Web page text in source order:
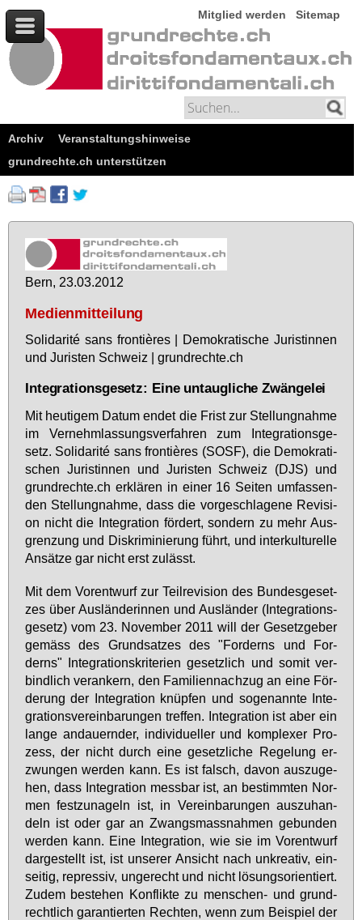
Mitglied werden Sitemap
Archiv
Veranstaltungshinweise
grundrechte.ch unterstützen
Bern, 23.03.2012
Medienmitteilung
So­li­da­rité sans fron­tières | De­mo­kra­ti­sche Ju­ris­tin­nen
und Ju­ris­ten Schweiz | grund­rech­te.ch
Integrationsgesetz: Eine untaugliche Zwängelei
Mit heu­ti­gem Da­tum en­det die Frist zur Stel­lung­nah­me
im Ver­nehm­las­sungs­ver­fah­ren zum In­te­gra­ti­ons­ge­
setz. So­li­da­rité sans fron­tières (SOSF), die De­mo­kra­ti­
schen Ju­ris­tin­nen und Ju­ris­ten Schweiz (DJS) und
grund­rech­te.ch er­klä­ren in ei­ner 16 Sei­ten um­fas­sen­
den Stel­lung­nah­me, dass die vor­ge­schla­ge­ne Re­vi­si­
on nicht die In­te­gra­ti­on för­dert, son­dern zu mehr Aus­
gren­zung und Dis­kri­mi­nie­rung führt, und in­ter­kul­tu­rel­le
An­sät­ze gar nicht erst zu­lässt.
Mit dem Vor­ent­wurf zur Teil­re­vi­si­on des Bun­des­ge­set­
zes über Aus­län­de­rin­nen und Aus­län­der (In­te­gra­ti­ons­
ge­setz) vom 23. No­vem­ber 2011 will der Ge­setz­ge­ber
ge­mäss des Grund­sat­zes des "For­derns und For­
derns" In­te­gra­ti­ons­kri­te­ri­en ge­setz­lich und so­mit ver­
bind­lich ver­an­kern, den Fa­mi­li­en­nach­zug an ei­ne För­
de­rung der In­te­gra­ti­on knüp­fen und so­ge­nann­te In­te­
gra­ti­ons­ver­ein­ba­run­gen tref­fen. In­te­gra­ti­on ist aber ein
lan­ge an­dau­ern­der, in­di­vi­du­el­ler und kom­ple­xer Pro­
zess, der nicht durch ei­ne ge­setz­li­che Re­ge­lung er­
zwun­gen wer­den kann. Es ist falsch, da­von aus­zu­ge­
hen, dass In­te­gra­ti­on mess­bar ist, an be­stimm­ten Nor­
men fest­zu­na­geln ist, in Ver­ein­ba­run­gen aus­zu­han­
deln ist oder gar an Zwangs­mass­nah­men ge­bun­den
wer­den kann. Ei­ne In­te­gra­ti­on, wie sie im Vor­ent­wurf
dar­ge­stellt ist, ist un­se­rer An­sicht nach un­krea­tiv, ein­
sei­tig, re­pres­siv, un­ge­recht und nicht lö­sungs­ori­en­tiert.
Zu­dem be­ste­hen Kon­flik­te zu men­schen- und grund­
recht­lich ga­ran­tier­ten Rech­ten, wenn zum Bei­spiel der